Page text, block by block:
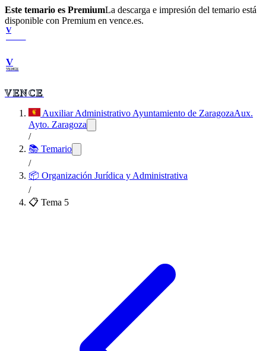
Este temario es PremiumLa descarga e impresión del temario está
disponible con Premium en vence.es.
V
V
VENCE
VENCE
Auxiliar Administrativo Ayuntamiento de ZaragozaAux.
Ayto. Zaragoza
/
📚 Temario
/
📦 Organización Jurídica y Administrativa
/
📋 Tema 5